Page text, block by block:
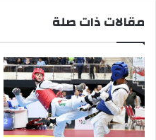
مقالات ذات صلة